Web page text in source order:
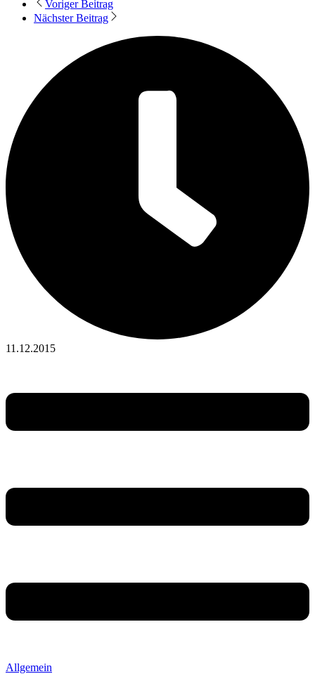
Voriger Beitrag
Nächster Beitrag
11.12.2015
Allgemein